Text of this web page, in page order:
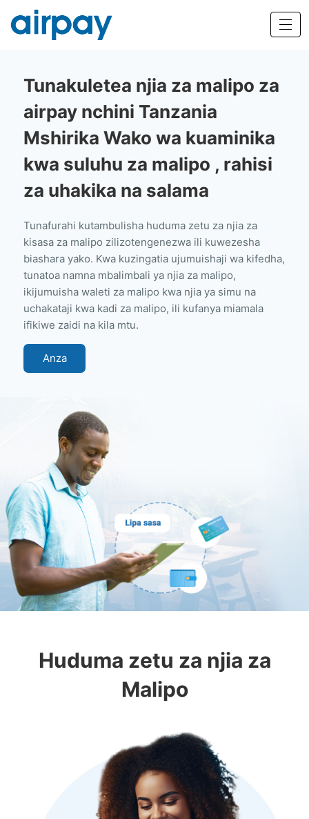
Tunakuletea njia za malipo za
airpay nchini Tanzania
Mshirika Wako wa kuaminika
kwa suluhu za malipo , rahisi
za uhakika na salama
Tunafurahi kutambulisha huduma zetu za njia za
kisasa za malipo zilizotengenezwa ili kuwezesha
biashara yako. Kwa kuzingatia ujumuishaji wa kifedha,
tunatoa namna mbalimbali ya njia za malipo,
ikijumuisha waleti za malipo kwa njia ya simu na
uchakataji kwa kadi za malipo, ili kufanya miamala
ifikiwe zaidi na kila mtu.
Anza
Huduma zetu za njia za
Malipo